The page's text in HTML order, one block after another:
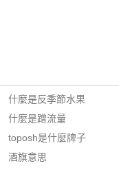
什麼是反季節水果
什麼是蹭流量
toposh是什麼牌子
酒旗意思